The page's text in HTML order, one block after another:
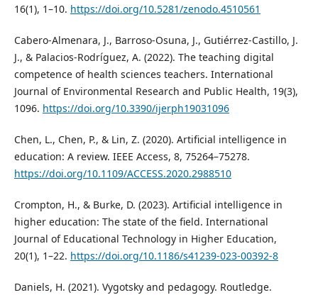
16(1), 1–10. https://doi.org/10.5281/zenodo.4510561
Cabero-Almenara, J., Barroso-Osuna, J., Gutiérrez-Castillo, J.
J., & Palacios-Rodríguez, A. (2022). The teaching digital
competence of health sciences teachers. International
Journal of Environmental Research and Public Health, 19(3),
1096. https://doi.org/10.3390/ijerph19031096
Chen, L., Chen, P., & Lin, Z. (2020). Artificial intelligence in
education: A review. IEEE Access, 8, 75264–75278.
https://doi.org/10.1109/ACCESS.2020.2988510
Crompton, H., & Burke, D. (2023). Artificial intelligence in
higher education: The state of the field. International
Journal of Educational Technology in Higher Education,
20(1), 1–22. https://doi.org/10.1186/s41239-023-00392-8
Daniels, H. (2021). Vygotsky and pedagogy. Routledge.